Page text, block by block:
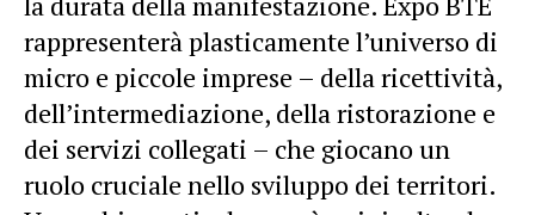
rappresenterà plasticamente l’universo di
micro e piccole imprese – della ricettività,
dell’intermediazione, della ristorazione e
dei servizi collegati – che giocano un
ruolo cruciale nello sviluppo dei territori.